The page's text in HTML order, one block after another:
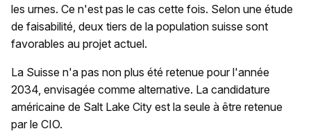
les urnes. Ce n'est pas le cas cette fois. Selon une étude
de faisabilité, deux tiers de la population suisse sont
favorables au projet actuel.
La Suisse n'a pas non plus été retenue pour l'année
2034, envisagée comme alternative. La candidature
américaine de Salt Lake City est la seule à être retenue
par le CIO.